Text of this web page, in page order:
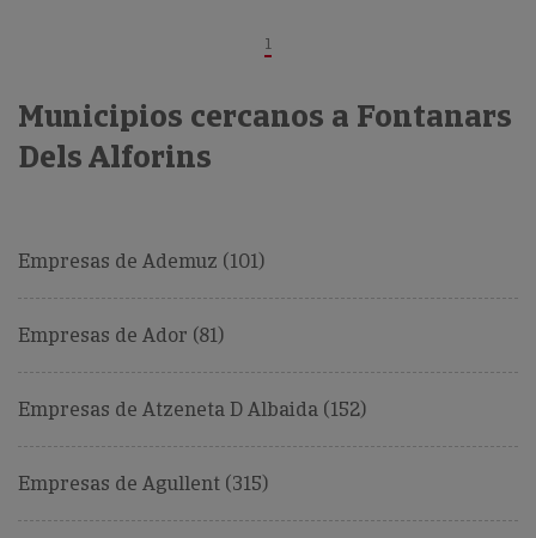
1
Municipios cercanos a Fontanars
Dels Alforins
Empresas de Ademuz (101)
Empresas de Ador (81)
Empresas de Atzeneta D Albaida (152)
Empresas de Agullent (315)